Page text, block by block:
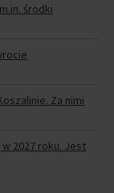
środki
Za nimi
2027 roku. Jest